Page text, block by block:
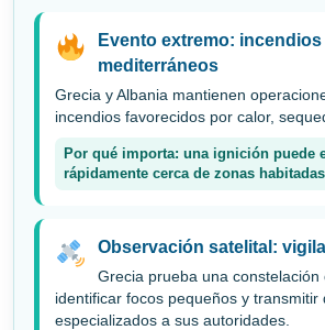
Evento extremo: incendios
mediterráneos
Grecia y Albania mantienen
incendios favorecidos por calor,
Por qué importa: una ignición puede
rápidamente cerca de zonas
Observación satelital:
Grecia prueba una constelación
identificar focos pequeños y transmitir
especializados a sus autoridades.